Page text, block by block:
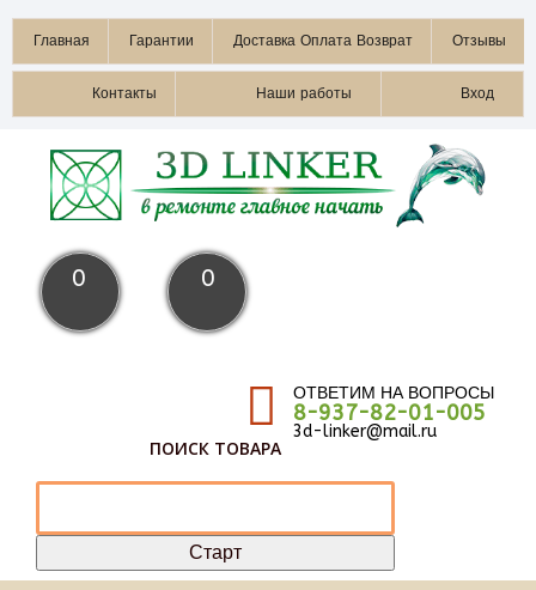
Главная Гарантии Доставка Оплата Возврат Отзывы
Контакты Наши работы Вход
0 0
ОТВЕТИМ НА ВОПРОСЫ
8-937-82-01-005
3d-linker@mail.ru
ПОИСК ТОВАРА